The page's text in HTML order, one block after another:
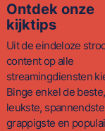
Ontdek onze
kijktips
Uit de eindeloze
content op alle
streamingdiensten
Binge enkel de beste,
leukste,
grappigste en